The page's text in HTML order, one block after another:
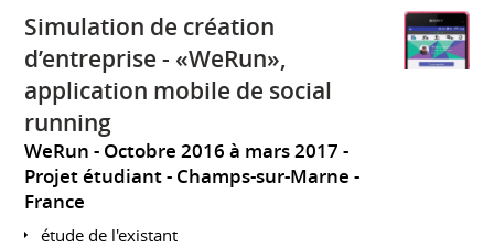
Simulation de création
d’entreprise - «WeRun»,
application mobile de social
running
WeRun
Octobre 2016 à mars 2017
Projet étudiant
Champs-sur-Marne
France
étude de l'existant